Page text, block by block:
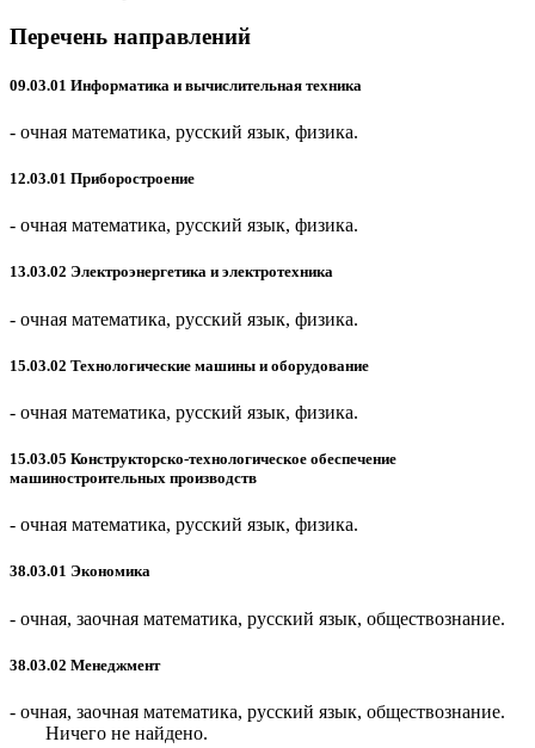
Перечень направлений
09.03.01 Информатика и вычислительная техника
- очная математика, русский язык, физика.
12.03.01 Приборостроение
- очная математика, русский язык, физика.
13.03.02 Электроэнергетика и электротехника
- очная математика, русский язык, физика.
15.03.02 Технологические машины и оборудование
- очная математика, русский язык, физика.
15.03.05 Конструкторско-технологическое обеспечение
машиностроительных производств
- очная математика, русский язык, физика.
38.03.01 Экономика
- очная, заочная математика, русский язык, обществознание.
38.03.02 Менеджмент
- очная, заочная математика, русский язык, обществознание.
Ничего не найдено.